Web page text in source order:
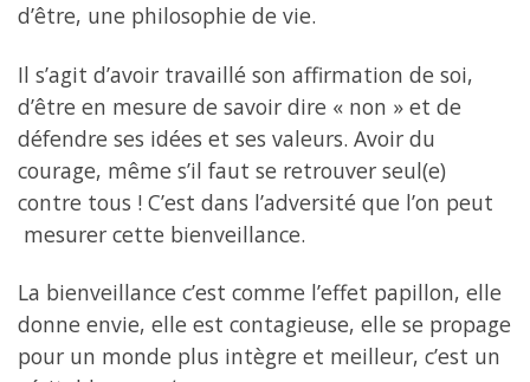
d’être, une philosophie de vie.
Il s’agit d’avoir travaillé son affirmation de soi,
d’être en mesure de savoir dire « non » et de
défendre ses idées et ses valeurs. Avoir du
courage, même s’il faut se retrouver seul(e)
contre tous ! C’est dans l’adversité que l’on peut
mesurer cette bienveillance.
La bienveillance c’est comme l’effet papillon, elle
donne envie, elle est contagieuse, elle se propage
pour un monde plus intègre et meilleur, c’est un